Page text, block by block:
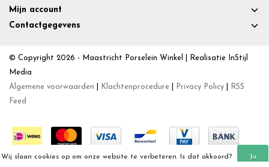
Mijn account
Contactgegevens
© Copyright 2026 - Maastricht Porselein Winkel | Realisatie InStijl
Media
Algemene voorwaarden
Klachtenprocedure Privacy Policy
RSS
Feed
Wij slaan cookies op om onze website te verbeteren. Is dat akkoord? Ja